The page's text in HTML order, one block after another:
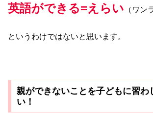
英語ができる=えらい （ワン
というわけではないと思います。
親ができないことを子どもに習わ
い！